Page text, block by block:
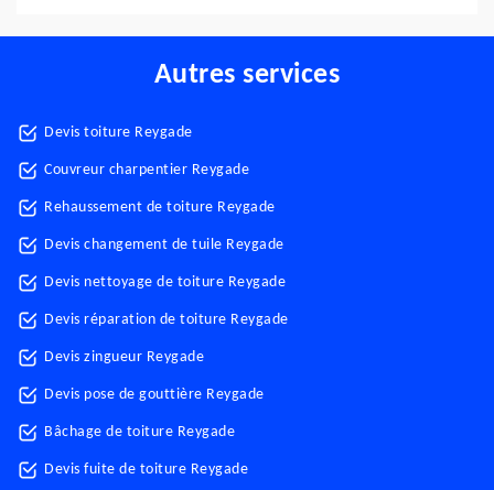
Autres services
Devis toiture Reygade
Couvreur charpentier Reygade
Rehaussement de toiture Reygade
Devis changement de tuile Reygade
Devis nettoyage de toiture Reygade
Devis réparation de toiture Reygade
Devis zingueur Reygade
Devis pose de gouttière Reygade
Bâchage de toiture Reygade
Devis fuite de toiture Reygade